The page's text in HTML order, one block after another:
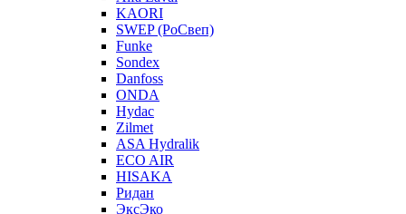
KAORI
SWEP (РоСвеп)
Funke
Sondex
Danfoss
ONDA
Hydac
Zilmet
ASA Hydralik
ECO AIR
HISAKA
Ридан
ЭксЭко